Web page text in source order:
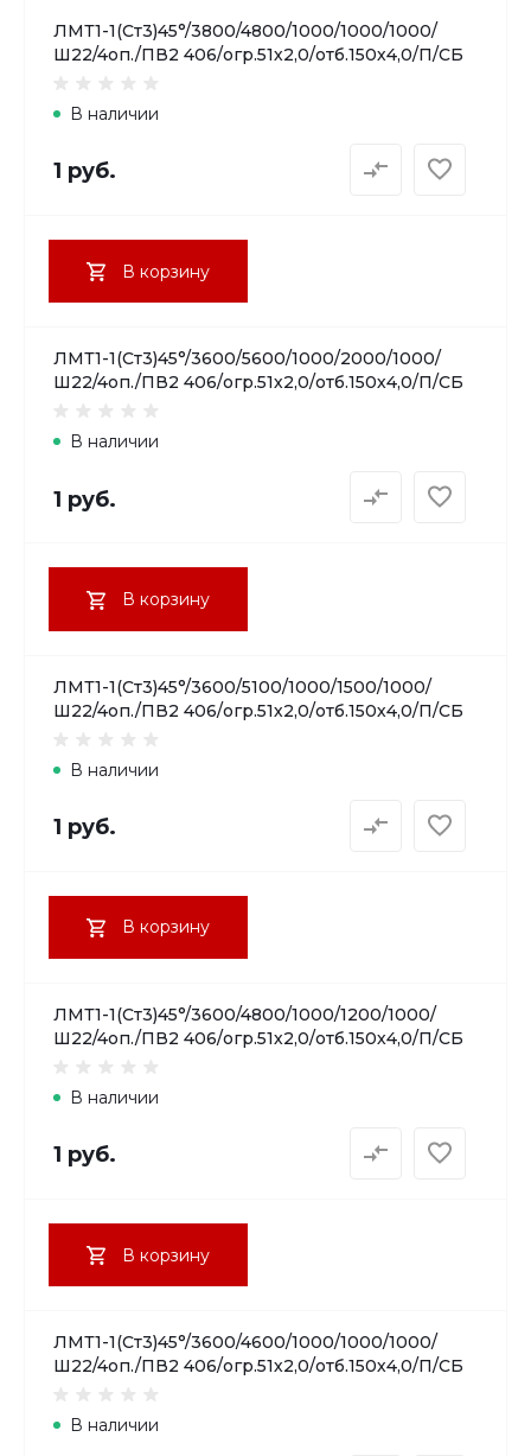
ЛМТ1-1(Ст3)45°/3800/4800/1000/1000/1000/
Ш22/4оп./ПВ2 406/огр.51х2,0/отб.150х4,0/П/СБ
В наличии
1 руб.
В корзину
ЛМТ1-1(Ст3)45°/3600/5600/1000/2000/1000/
Ш22/4оп./ПВ2 406/огр.51х2,0/отб.150х4,0/П/СБ
В наличии
1 руб.
В корзину
ЛМТ1-1(Ст3)45°/3600/5100/1000/1500/1000/
Ш22/4оп./ПВ2 406/огр.51х2,0/отб.150х4,0/П/СБ
В наличии
1 руб.
В корзину
ЛМТ1-1(Ст3)45°/3600/4800/1000/1200/1000/
Ш22/4оп./ПВ2 406/огр.51х2,0/отб.150х4,0/П/СБ
В наличии
1 руб.
В корзину
ЛМТ1-1(Ст3)45°/3600/4600/1000/1000/1000/
Ш22/4оп./ПВ2 406/огр.51х2,0/отб.150х4,0/П/СБ
В наличии